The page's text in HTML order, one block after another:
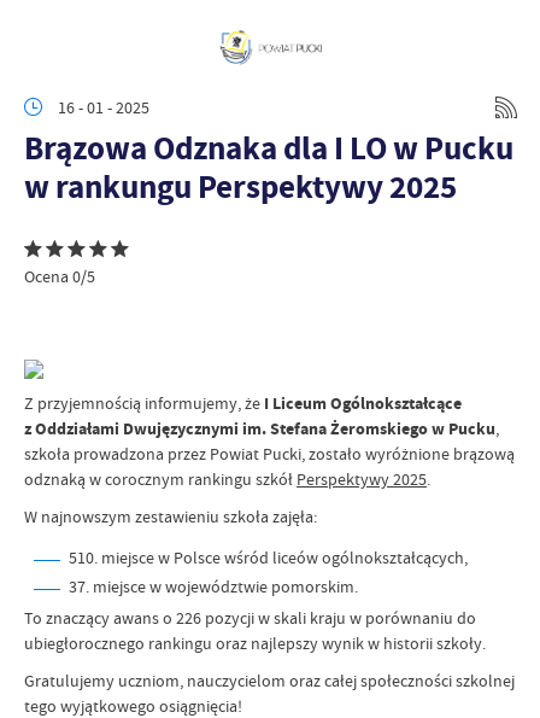
16 - 01 - 2025
Brązowa Odznaka dla I LO w Pucku
w rankungu Perspektywy 2025
Ocena 0/5
Z przyjemnością informujemy, że I Liceum Ogólnokształcące
z Oddziałami Dwujęzycznymi im. Stefana Żeromskiego w Pucku,
szkoła prowadzona przez Powiat Pucki, zostało wyróżnione brązową
odznaką w corocznym rankingu szkół Perspektywy 2025.
W najnowszym zestawieniu szkoła zajęła:
510. miejsce w Polsce wśród liceów ogólnokształcących,
37. miejsce w województwie pomorskim.
To znaczący awans o 226 pozycji w skali kraju w porównaniu do
ubiegłorocznego rankingu oraz najlepszy wynik w historii szkoły.
Gratulujemy uczniom, nauczycielom oraz całej społeczności szkolnej
tego wyjątkowego osiągnięcia!